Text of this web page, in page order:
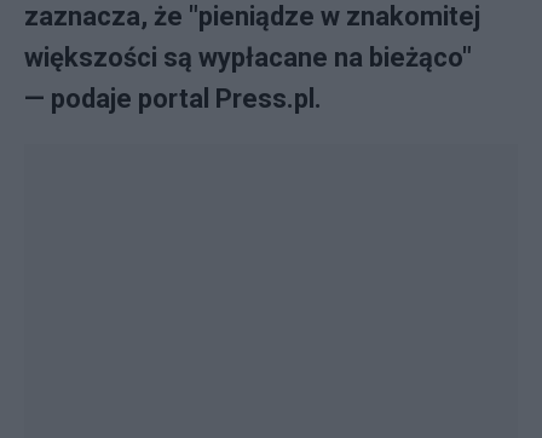
zaznacza, że "pieniądze w znakomitej
większości są wypłacane na bieżąco"
— podaje portal Press.pl.